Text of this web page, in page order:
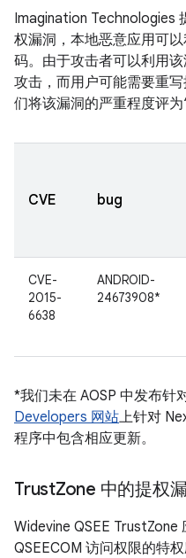
Imagination Technologies
权漏洞，本地恶意应用可
码。由于攻击者可以利用
攻击，而用户可能需要重
们将该漏洞的严重程度评为
CVE bug
CVE-
2015-
6638
ANDROID-
24673908*
*我们未在 AOSP 中发布针
Developers 网站上针对
程序中包含相应更新。
TrustZone 中的提权
Widevine QSEE
QSEECOM 访问权限的特